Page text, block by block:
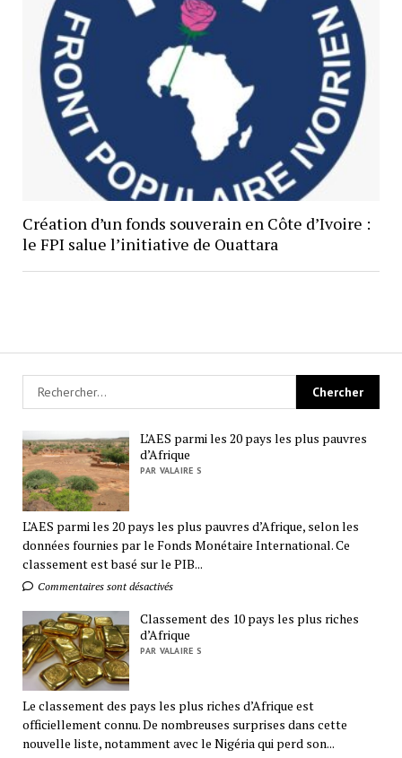
Création d’un fonds souverain en Côte d’Ivoire :
le FPI salue l’initiative de Ouattara
L’AES parmi les 20 pays les plus pauvres
d’Afrique
PAR VALAIRE S
L’AES parmi les 20 pays les plus pauvres d’Afrique, selon les
données fournies par le Fonds Monétaire International. Ce
classement est basé sur le PIB...
Commentaires sont désactivés
Classement des 10 pays les plus riches
d’Afrique
PAR VALAIRE S
Le classement des pays les plus riches d’Afrique est
officiellement connu. De nombreuses surprises dans cette
nouvelle liste, notamment avec le Nigéria qui perd son...